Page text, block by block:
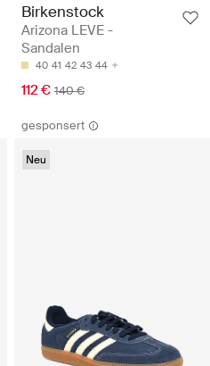
Birkenstock
Arizona LEVE -
Sandalen
40 41 42 43 44
112 € 140 €
gesponsert
Neu